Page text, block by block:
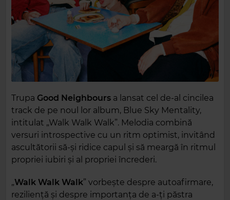
Trupa Good Neighbours a lansat cel de-al cincilea
track de pe noul lor album, Blue Sky Mentality,
intitulat „Walk Walk Walk”. Melodia combină
versuri introspective cu un ritm optimist, invitând
ascultătorii să-și ridice capul și să meargă în ritmul
propriei iubiri și al propriei încrederi.
„Walk Walk Walk” vorbește despre autoafirmare,
reziliență și despre importanța de a-ți păstra